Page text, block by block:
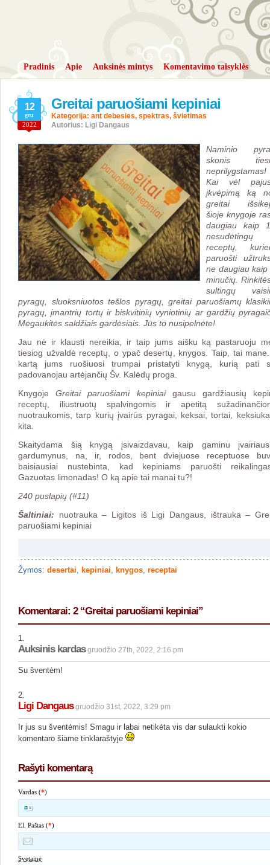
Pradinis Apie Auksinės mintys Komentavimo taisyklės
Greitai paruošiami kepiniai
12
gru
2022
Kategorija: ant debesies, spektras, švietimas
Autorius: Ligi Dangaus
Naminio
skonis
neprilygstamas!
Kai vėl
įkvėpimą ką
greitai
šioje knygoje
daugiau kaip
nesudėtingų
receptų,
paruošti
ne daugiau kaip
minučių.
sultingų
pyragų, sluoksniuotos tešlos pyragų, greitai paruošiamų
pyragų, įmantrių tortų ir biskvitinių vyniotinių ar gardžių
Mėgaukitės saldžiais gardėsiais. Jūs to nusipelnėte!
Jau nė ir klausti nereikia, ir taip jums aišku ką pastaruoju
tiesiog užvaldė receptų, o ypač desertų, knygos. Taip, tai
kartą jums ruošiuosi trumpai pristatyti knygą, kurią pati
padovanojau artėjančių Šv. Kalėdų proga.
KnygojeGreitai paruošiami kepiniaigausu gardžiausių
receptų, iliustruotų spalvingomis ir apetitą
nuotraukomis, tarp kurių įvairūs pyragai, keksai, tortai,
kita.
Skaitydama šią knygą įsivaizdavau, kaip gaminu
gardumynus, na, ir, rodos, bent dviejuose receptuose
baisiausiai nustebinta, kad kepiniams paruošti
Gazuotas limonadas! O ką apie tai manai tu?!
240 puslapių (#11)
Šaltiniai: nuotrauka – Ligitos iš Ligi Dangaus, ištrauka –
paruošiami kepiniai
Žymos: desertai, kepiniai, knygos, receptai
Komentarai: 2 “Greitai paruošiami kepiniai”
1.
Auksinis kardas gruodžio 27th, 2022, 2:16 pm
Su šventėm!
2.
Ligi Dangaus gruodžio 31st, 2022, 3:29 pm
Ir jus su šventėmis! Smagu ir labai netikėta vis dar sulaukti kokio
komentaro šiame tinklaraštyje
Rašyti komentarą
Vardas (*)
El. Paštas (*)
Svetainė